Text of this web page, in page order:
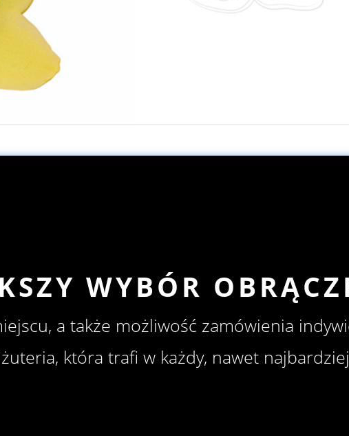
WYBÓR
a także możliwość zamówienia
która trafi w każdy, nawet